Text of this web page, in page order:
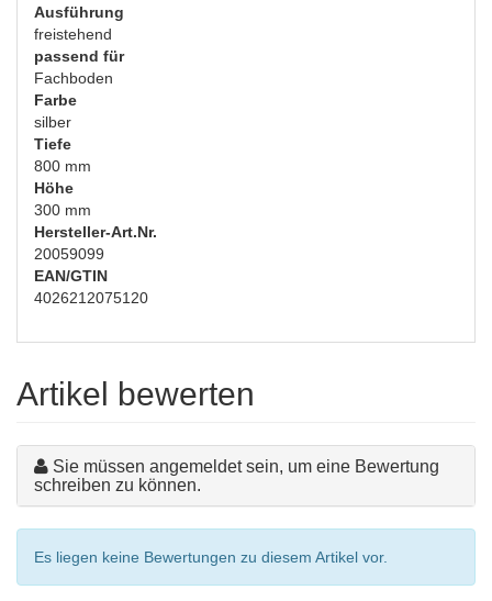
Ausführung
freistehend
passend für
Fachboden
Farbe
silber
Tiefe
800 mm
Höhe
300 mm
Hersteller-Art.Nr.
20059099
EAN/GTIN
4026212075120
Artikel bewerten
Sie müssen angemeldet sein, um eine Bewertung
schreiben zu können.
Es liegen keine Bewertungen zu diesem Artikel vor.